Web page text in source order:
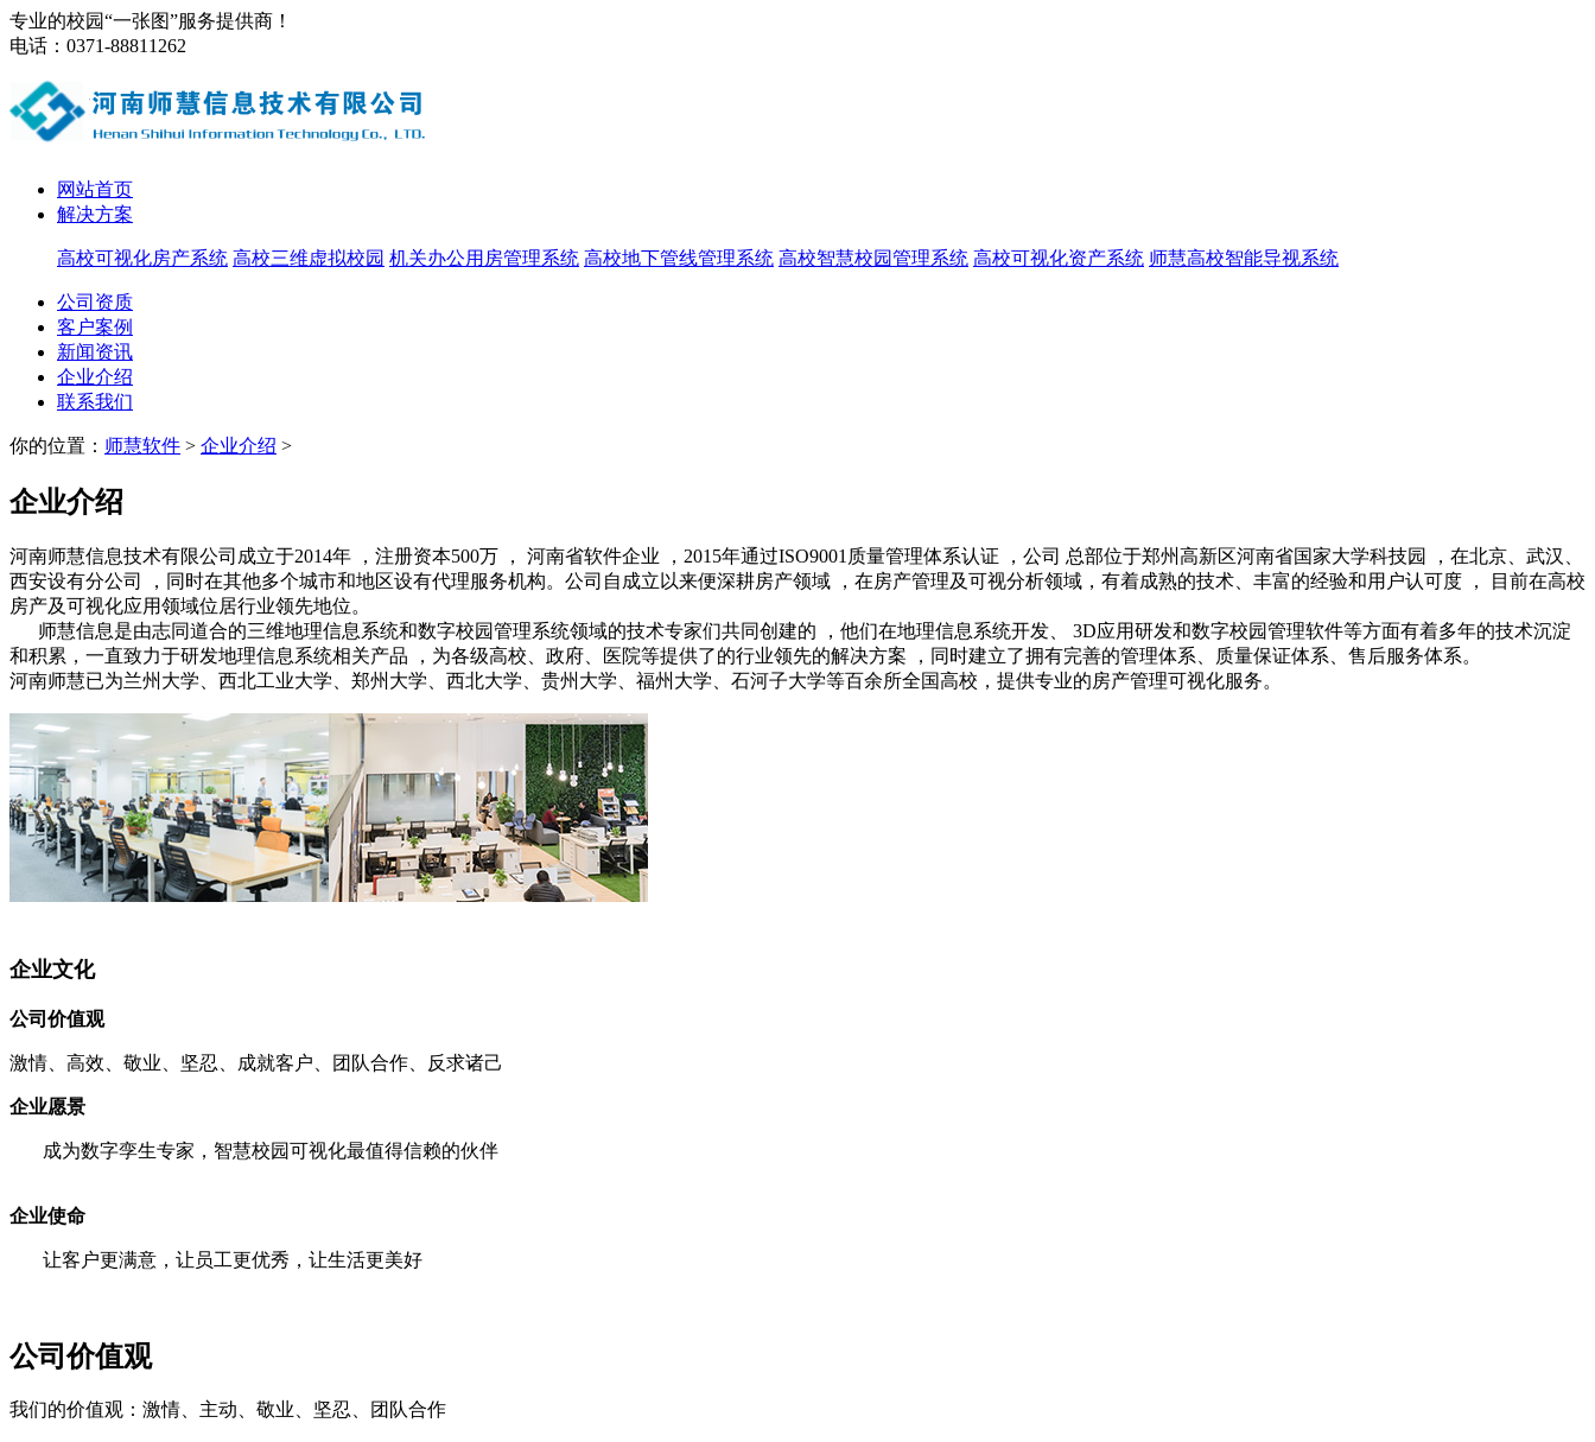
专业的校园“一张图”服务提供商！
电话：0371-88811262
网站首页
解决方案
高校可视化房产系统 高校三维虚拟校园 机关办公用房管理系统 高校地下管线管理系统 高校智慧校园管理系统 高校可视化资产系统 师慧高校智能导视系统
公司资质
客户案例
新闻资讯
企业介绍
联系我们
你的位置： 师慧软件 > 企业介绍 >
企业介绍
河南师慧信息技术有限公司成立于2014年 ，注册资本500万 ， 河南省软件企业 ，2015年通过ISO9001质量管理体系认证 ，公司 总部位于郑州高新区河南省国家大学科技园 ，在北京、武汉、
西安设有分公司 ，同时在其他多个城市和地区设有代理服务机构。公司自成立以来便深耕房产领域 ，在房产管理及可视分析领域，有着成熟的技术、丰富的经验和用户认可度 ， 目前在高校
房产及可视化应用领域位居行业领先地位。
师慧信息是由志同道合的三维地理信息系统和数字校园管理系统领域的技术专家们共同创建的 ，他们在地理信息系统开发、 3D应用研发和数字校园管理软件等方面有着多年的技术沉淀
和积累， 一直致力于研发地理信息系统相关产品 ，为各级高校、政府、医院等提供了的行业领先的解决方案 ，同时建立了拥有完善的管理体系、
质量保证体系、售后服务体系。
河南师慧已为兰州大学、西北工业大学、郑州大学、西北大学、贵州大学、福州大学、石河子大学等百余所全国高校，提供专业的房产管理可视化服务。
企业文化
公司价值观
激情、高效、敬业、坚忍、成就客户、团队合作、反求诸己
企业愿景
成为数字孪生专家，智慧校园可视化最值得信赖的伙伴
企业使命
让客户更满意，让员工更优秀，让生活更美好
公司价值观
我们的价值观：激情、主动、敬业、坚忍、团队合作